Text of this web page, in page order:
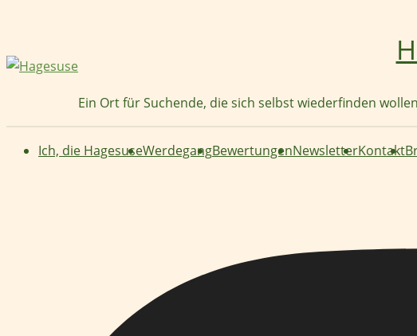
springen
Ein Ort für Suchende, die sich selbst wiederfinden
Ich, die HagesuseWerdegangBewertungenNewsletterKontakt